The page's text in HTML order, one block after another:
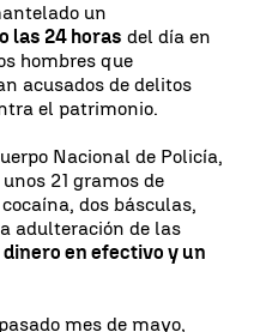
un
las 24 horas del día en
hombres que
acusados de delitos
el patrimonio.
Nacional de Policía,
21 gramos de
dos básculas,
adulteración de las
en efectivo y un
mes de mayo,